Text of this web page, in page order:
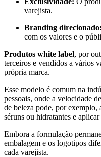
varejista.
Branding direcionado:
com os valores e o
Produtos white label, por
terceiros e vendidos a vários
própria marca.
Esse modelo é comum na
pessoais, onde a velocidade
de beleza pode, por
séruns ou hidratantes e
Embora a formulação
embalagem e os logotipos
cada varejista.